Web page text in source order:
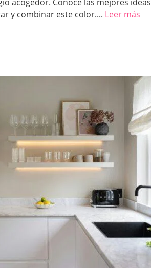
y combinar este color.... Leer más